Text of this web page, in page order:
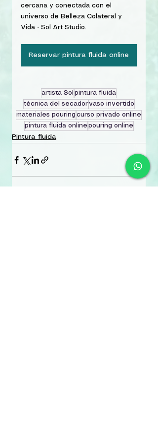
cercana y conectada con el
universo de Belleza Colateral y
Vida · Sol Art Studio.
Reservar pintura fluida online
artista Sol pintura fluida
técnica del secador vaso invertido
materiales pouring curso privado online
pintura fluida online pouring online
Pintura fluida